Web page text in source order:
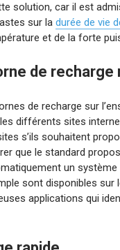
solution, car il est
sur la durée de vie
et de la forte
de recharge
de recharge sur
différents sites
s’ils souhaitent
que le standard
un système
sont disponibles sur
applications qui